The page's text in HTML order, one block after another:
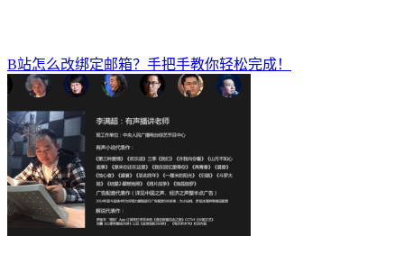
B站怎么改绑定邮箱？手把手教你轻松完成！